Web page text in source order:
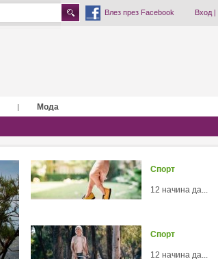
Влез през Facebook Вход|
| Мода
Спорт
12 начина да...
Спорт
12 начина да...